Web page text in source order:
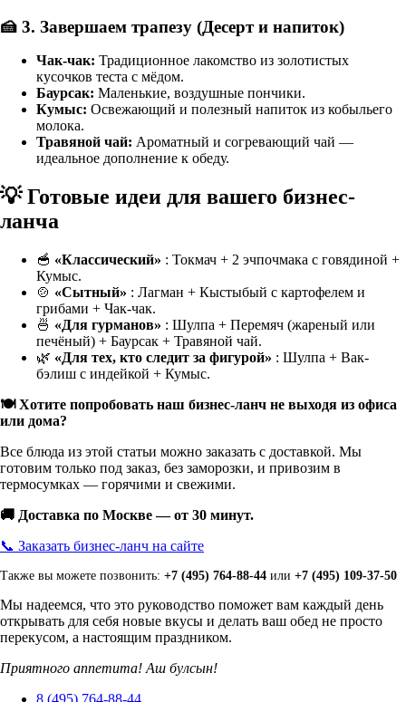
🍰 3. Завершаем трапезу (Десерт и напиток)
Чак-чак: Традиционное лакомство из золотистых
кусочков теста с мёдом.
Баурсак: Маленькие, воздушные пончики.
Кумыс: Освежающий и полезный напиток из кобыльего
молока.
Травяной чай: Ароматный и согревающий чай —
идеальное дополнение к обеду.
💡 Готовые идеи для вашего бизнес-
ланча
🥣 «Классический» : Токмач + 2 эчпочмака с говядиной +
Кумыс.
🍲 «Сытный» : Лагман + Кыстыбый с картофелем и
грибами + Чак-чак.
🍜 «Для гурманов» : Шулпа + Перемяч (жареный или
печёный) + Баурсак + Травяной чай.
🌿 «Для тех, кто следит за фигурой» : Шулпа + Вак-
бэлиш с индейкой + Кумыс.
🍽️ Хотите попробовать наш бизнес-ланч не выходя из офиса
или дома?
Все блюда из этой статьи можно заказать с доставкой. Мы
готовим только под заказ, без заморозки, и привозим в
термосумках — горячими и свежими.
🚚 Доставка по Москве — от 30 минут.
📞 Заказать бизнес-ланч на сайте
Также вы можете позвонить: +7 (495) 764-88-44 или +7 (495) 109-37-50
Мы надеемся, что это руководство поможет вам каждый день
открывать для себя новые вкусы и делать ваш обед не просто
перекусом, а настоящим праздником.
Приятного аппетита! Аш булсын!